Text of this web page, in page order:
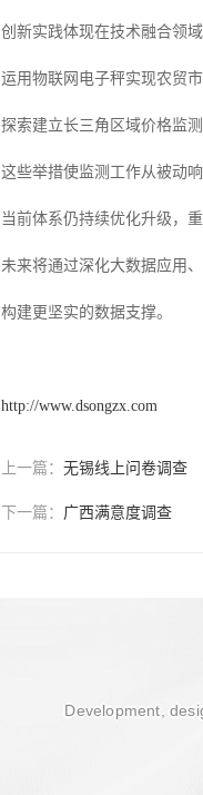
创新实践体现在技术融合领域
运用物联网电子秤实现农贸
探索建立长三角区域价格监
这些举措使监测工作从被动
当前体系仍持续优化升级，
未来将通过深化大数据应用
构建更坚实的数据支撑。
http://www.dsongzx.com
上一篇： 无锡线上问卷调查
下一篇： 广西满意度调查
Development,